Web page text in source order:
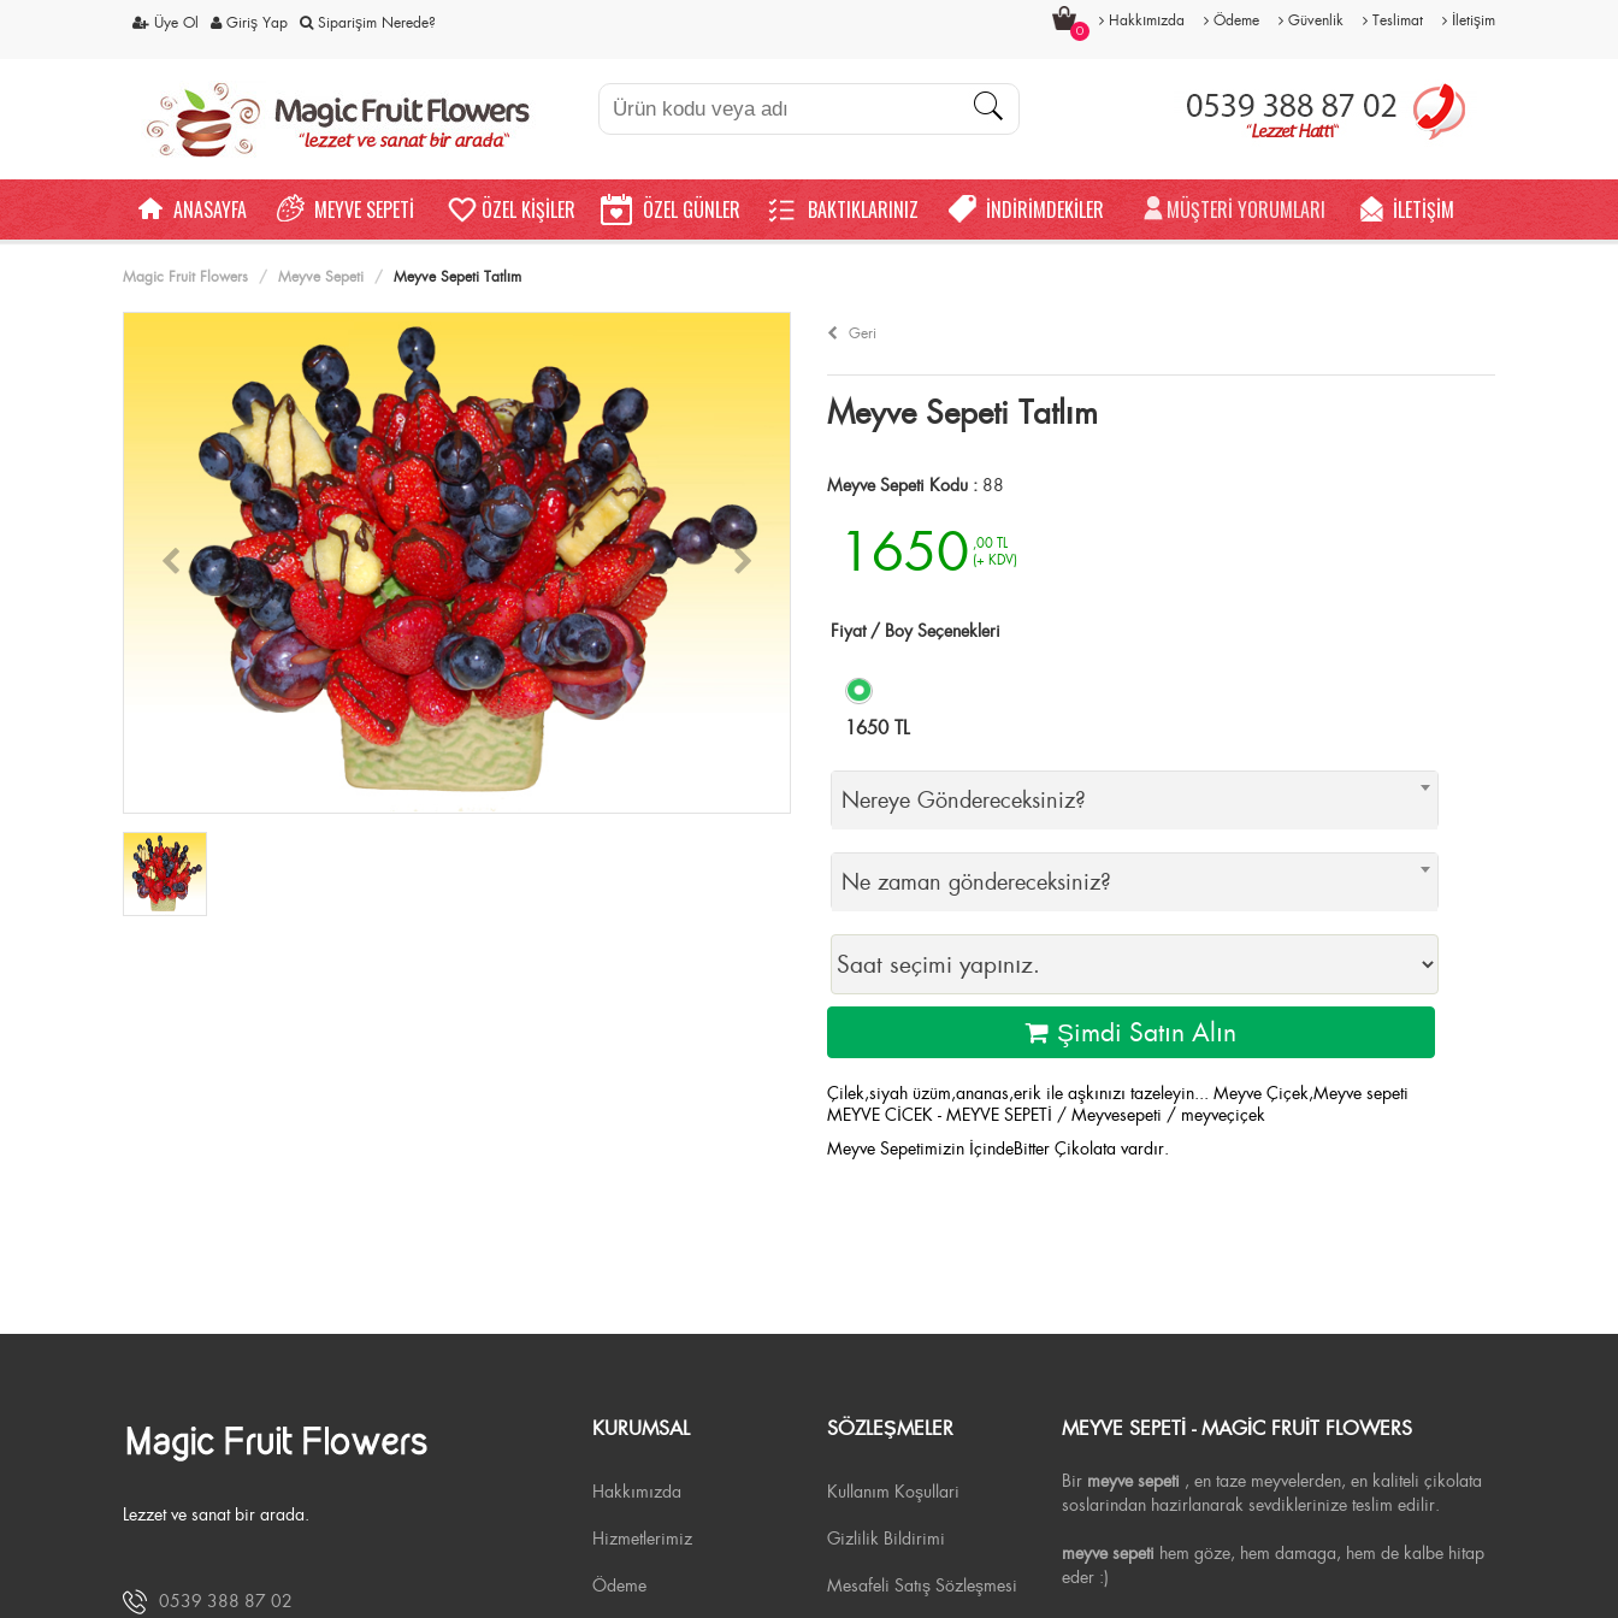
Üye Ol Giriş Yap Siparişim Nerede? 0
Hakkımızda Ödeme Güvenlik Teslimat İletişim
ANASAYFA MEYVE SEPETİ ÖZEL KİŞİLER ÖZEL GÜNLER BAKTIKLARINIZ İNDİRİMDEKİLER MÜŞTERİ YORUMLARI İLETİŞİM
Magic Fruit Flowers Meyve Sepeti Meyve Sepeti Tatlım
Geri
Meyve Sepeti Tatlım
Meyve Sepeti Kodu : 88
1650 ,00 TL
(+ KDV)
Fiyat / Boy Seçenekleri
1650 TL
Nereye Göndereceksiniz?
Ne zaman göndereceksiniz?
Şimdi Satın Alın
Çilek,siyah üzüm,ananas,erik ile aşkınızı tazeleyin... Meyve Çiçek,Meyve sepeti
MEYVE CİCEK - MEYVE SEPETİ / Meyvesepeti / meyveçiçek
Meyve Sepetimizin İçindeBitter Çikolata vardır.
Lezzet ve sanat bir arada.
0539 388 87 02
KURUMSAL
Hakkımızda
Hizmetlerimiz
Ödeme
SÖZLEŞMELER
Kullanım Koşullari
Gizlilik Bildirimi
Mesafeli Satış Sözleşmesi
MEYVE SEPETI - MAGIC FRUIT FLOWERS
Bir meyve sepeti , en taze meyvelerden, en kaliteli çikolata
soslarindan hazirlanarak sevdiklerinize teslim edilir.
meyve sepeti hem göze, hem damaga, hem de kalbe hitap
eder :)